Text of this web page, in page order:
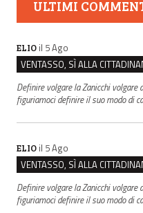
ULTIMI
ELIO il 5 Ago
Definire volgare la Zanicchi
figuriamoci definire il suo modo di
ELIO il 5 Ago
Definire volgare la Zanicchi
figuriamoci definire il suo modo di